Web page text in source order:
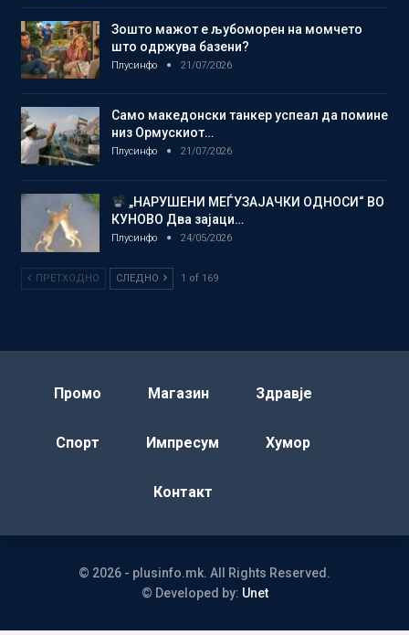
Зошто мажот е љубоморен на момчето
што одржува базени?
Плусинфо 21/07/2026
Само македонски танкер успеал да помине
низ Ормускиот…
Плусинфо 21/07/2026
„НАРУШЕНИ МЕЃУЗАЈАЧКИ ОДНОСИ“ ВО
КУНОВО Два зајаци…
Плусинфо 24/05/2026
ПРЕТХОДНО СЛЕДНО 1 of 169
Промо Магазин Здравје
Спорт Импресум Хумор
Контакт
© 2026 - plusinfo.mk. All Rights Reserved.
© Developed by: Unet